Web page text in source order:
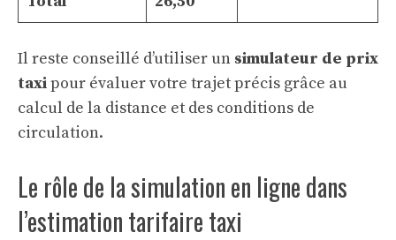
Il reste conseillé d’utiliser un simulateur de prix
taxipour évaluer votre trajet précis grâce au
calcul de la distance et des conditions de
circulation.
Le rôle de la simulation en ligne dans
l’estimation tarifaire taxi